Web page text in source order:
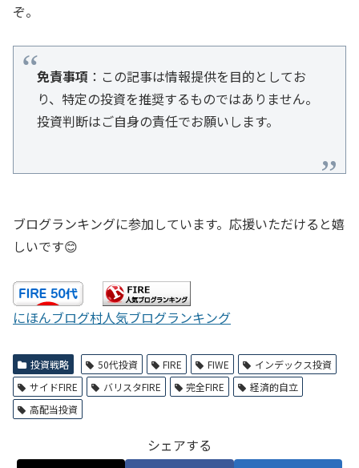
ぞ。
免責事項 ：この記事は情報提供を目的としてお
り、特定の投資を推奨するものではありません。
投資判断はご自身の責任でお願いします。
ブログランキングに参加しています。応援いただけると嬉
しいです😊
にほんブログ村人気ブログランキング
投資戦略 50代投資 FIRE FIWE
インデックス投資
サイドFIRE
バリスタFIRE 完全FIRE
経済的自立
高配当投資
シェアする